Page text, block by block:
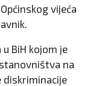
vijeća
BiH kojom je
na
diskriminacije